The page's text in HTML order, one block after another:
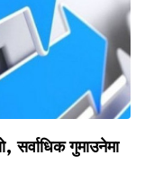
सर्वाधिक गुमाउनेमा